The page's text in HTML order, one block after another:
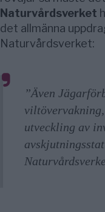
Naturvårdsverket
det allmänna
Naturvårdsverket:
”Även
utveckling av